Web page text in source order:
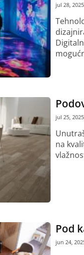
jul 28, 2025
jul 25, 2025
na
Pod
jun 24,